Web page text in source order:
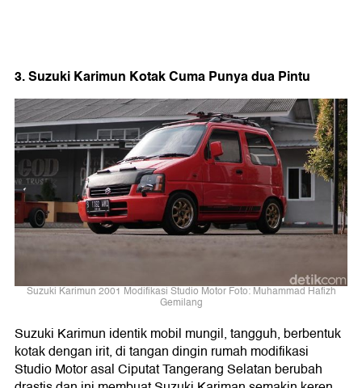
3. Suzuki Karimun Kotak Cuma Punya dua Pintu
Suzuki Karimun 2001 Modifikasi Studio Motor Foto: Muhammad Hafizh
Gemilang
Suzuki Karimun identik mobil mungil, tangguh, berbentuk
kotak dengan irit, di tangan dingin rumah modifikasi
Studio Motor asal Ciputat Tangerang Selatan berubah